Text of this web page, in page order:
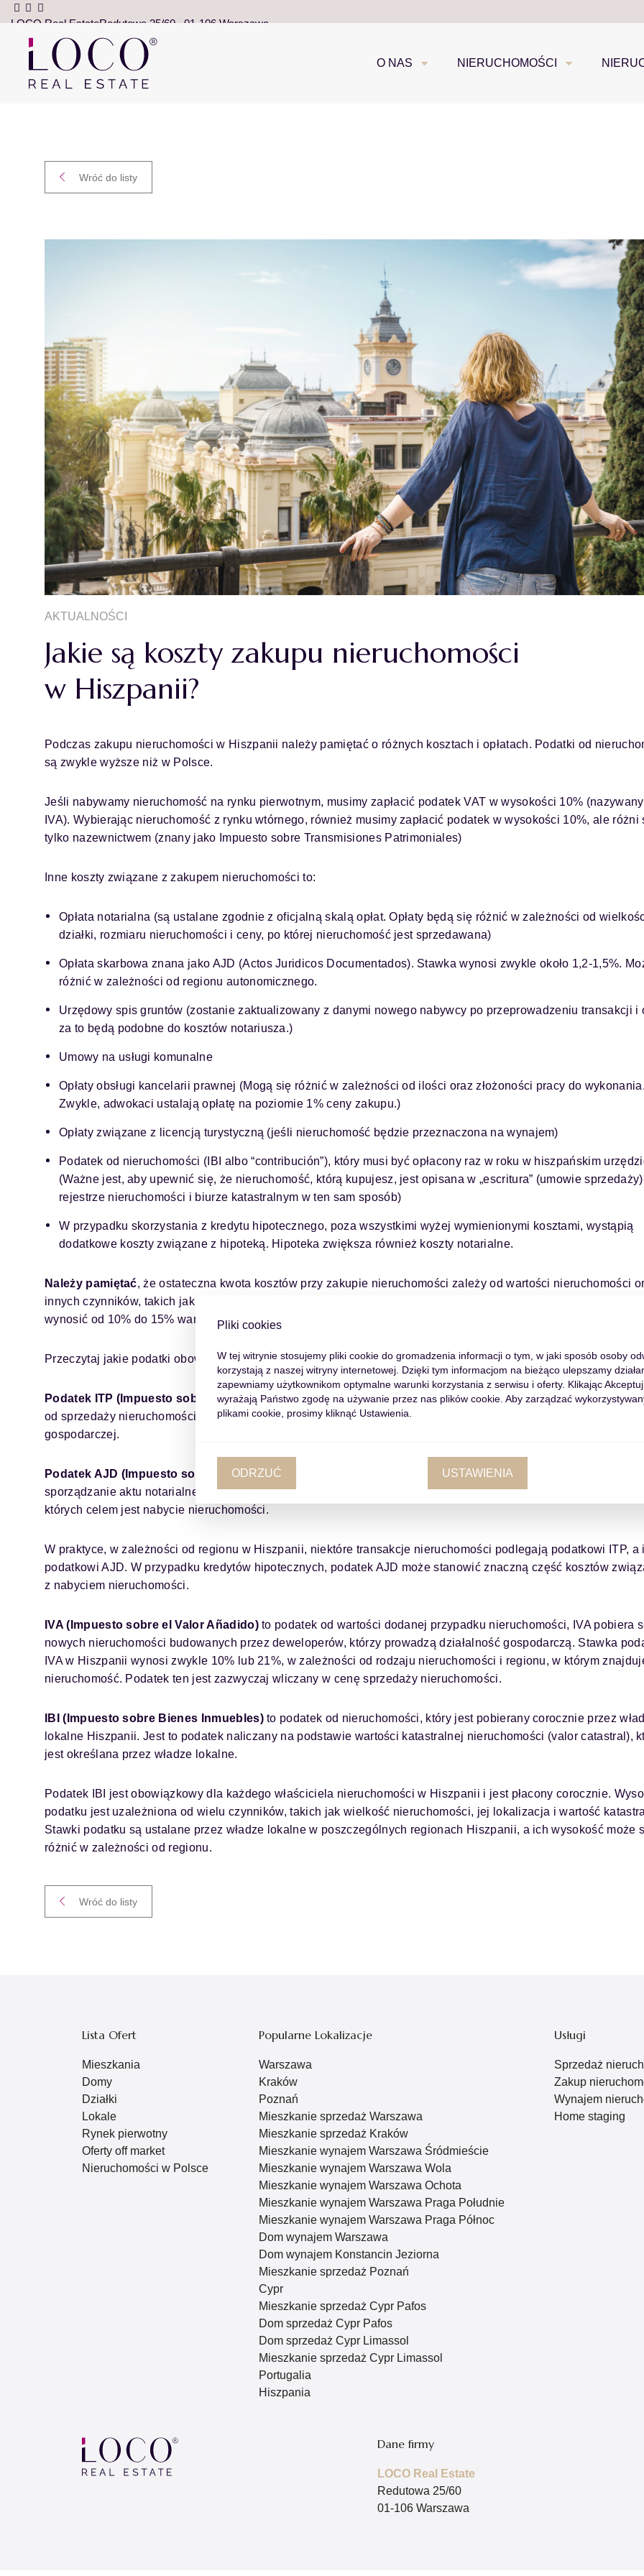
LOCO Real EstateRedutowa 25/60 01-106 Warszawa
O NAS
NIERUCHOMOŚCI
Wróć do listy
AKTUALNOŚCI
Jakie są koszty zakupu nieruchomości
w Hiszpanii?
Podczas zakupu nieruchomości w Hiszpanii należy pamiętać o różnych kosztach i opłatach. Podatki od
są zwykle wyższe niż w Polsce.
Jeśli nabywamy nieruchomość na rynku pierwotnym, musimy zapłacić podatek VAT w wysokości 10%
IVA). Wybierając nieruchomość z rynku wtórnego, również musimy zapłacić podatek w wysokości 10%, ale różni
tylko nazewnictwem (znany jako Impuesto sobre Transmisiones Patrimoniales)
Inne koszty związane z zakupem nieruchomości to:
Opłata notarialna (są ustalane zgodnie z oficjalną skalą opłat. Opłaty będą się różnić w zależności od
działki, rozmiaru nieruchomości i ceny, po której nieruchomość jest sprzedawana)
Opłata skarbowa znana jako AJD (Actos Juridicos Documentados). Stawka wynosi zwykle około 1,2-1,5%.
różnić w zależności od regionu autonomicznego.
Urzędowy spis gruntów (zostanie zaktualizowany z danymi nowego nabywcy po przeprowadzeniu transakcji i
za to będą podobne do kosztów notariusza.)
Umowy na usługi komunalne
Opłaty obsługi kancelarii prawnej (Mogą się różnić w zależności od ilości oraz złożoności pracy do wykonania.
Zwykle, adwokaci ustalają opłatę na poziomie 1% ceny zakupu.)
Opłaty związane z licencją turystyczną (jeśli nieruchomość będzie przeznaczona na wynajem)
Podatek od nieruchomości (IBI albo “contribución”), który musi być opłacony raz w roku w hiszpańskim
(Ważne jest, aby upewnić się, że nieruchomość, którą kupujesz, jest opisana w „escritura” (umowie
rejestrze nieruchomości i biurze katastralnym w ten sam sposób)
W przypadku skorzystania z kredytu hipotecznego, poza wszystkimi wyżej wymienionymi kosztami, wystąpią
dodatkowe koszty związane z hipoteką. Hipoteka zwiększa również koszty notarialne.
Należy pamiętać, że ostateczna kwota kosztów przy zakupie nieruchomości zależy od wartości nieruchomości
innych czynników, takich jak lokalizacja, rozmiar i stan techniczny nieruchomości. Szacuje się, że koszty te mogą
wynosić od 10% do 15% wartości nieruchomości.
Przeczytaj jakie podatki obowiązują w Hiszpanii:
Podatek ITP (Impuesto sobre Transmisiones Patrimoniales)jest podatkiem od transakcji cywilnoprawnych, w
od sprzedaży nieruchomości dokonywanej przez prywatne osoby lub firmy, które nie prowadzą działalności
gospodarczej.
Podatek AJD (Impuesto sobre Actos Jurídicos Documentados)
jest podatkiem od czynności prawnych, takich
sporządzanie aktu notarialnego, umowy pożyczki, gwarancji, udziałów czy zastawu, a także od kredytów
których celem jest nabycie nieruchomości.
W praktyce, w zależności od regionu w Hiszpanii, niektóre transakcje nieruchomości podlegają podatkowi ITP, a
podatkowi AJD. W przypadku kredytów hipotecznych, podatek AJD może stanowić znaczną część kosztów
z nabyciem nieruchomości.
IVA (Impuesto sobre el Valor Añadido)to podatek od wartości dodanej przypadku nieruchomości, IVA pobiera
nowych nieruchomości budowanych przez deweloperów, którzy prowadzą działalność gospodarczą. Stawka
IVA w Hiszpanii wynosi zwykle 10% lub 21%, w zależności od rodzaju nieruchomości i regionu, w którym
nieruchomość. Podatek ten jest zazwyczaj wliczany w cenę sprzedaży nieruchomości.
IBI (Impuesto sobre Bienes Inmuebles)to podatek od nieruchomości, który jest pobierany corocznie przez
lokalne Hiszpanii. Jest to podatek naliczany na podstawie wartości katastralnej nieruchomości (valor catastral),
jest określana przez władze lokalne.
Podatek IBI jest obowiązkowy dla każdego właściciela nieruchomości w Hiszpanii i jest płacony corocznie.
podatku jest uzależniona od wielu czynników, takich jak wielkość nieruchomości, jej lokalizacja i wartość
Stawki podatku są ustalane przez władze lokalne w poszczególnych regionach Hiszpanii, a ich wysokość może
różnić w zależności od regionu.
Wróć do listy
Lista Ofert
Mieszkania
Domy
Działki
Lokale
Rynek pierwotny
Oferty off market
Nieruchomości w Polsce
Popularne Lokalizacje
Warszawa
Kraków
Poznań
Mieszkanie sprzedaż Warszawa
Mieszkanie sprzedaż Kraków
Mieszkanie wynajem Warszawa Śródmieście
Mieszkanie wynajem Warszawa Wola
Mieszkanie wynajem Warszawa Ochota
Mieszkanie wynajem Warszawa Praga Południe
Mieszkanie wynajem Warszawa Praga Północ
Dom wynajem Warszawa
Dom wynajem Konstancin Jeziorna
Mieszkanie sprzedaż Poznań
Cypr
Mieszkanie sprzedaż Cypr Pafos
Dom sprzedaż Cypr Pafos
Dom sprzedaż Cypr Limassol
Mieszkanie sprzedaż Cypr Limassol
Portugalia
Hiszpania
Usługi
Sprzedaż
Zakup
Wynajem
Home staging
Dane firmy
LOCO Real Estate
Redutowa 25/60
01-106 Warszawa
Pliki cookies
W tej witrynie stosujemy pliki cookie do gromadzenia informacji o tym, w jaki sposób osoby
korzystają z naszej witryny internetowej. Dzięki tym informacjom na bieżąco ulepszamy
zapewniamy użytkownikom optymalne warunki korzystania z serwisu i oferty. Klikając Akceptuj
wyrażają Państwo zgodę na używanie przez nas plików cookie. Aby zarządzać
plikami cookie, prosimy kliknąć Ustawienia.
ODRZUĆ USTAWIENIA